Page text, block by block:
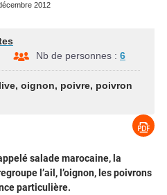
2012
Nb de personnes : 6
, oignon, poivre, poivron
salade marocaine, la
l’ail, l’oignon, les poivrons
particulière.